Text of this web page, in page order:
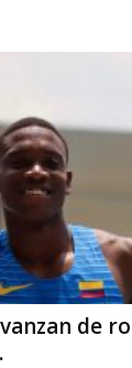
de